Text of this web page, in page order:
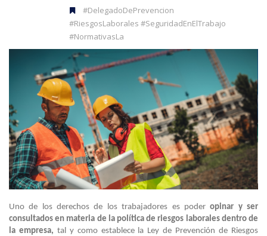
#DelegadoDePrevencion
#RiesgosLaborales #SeguridadEnElTrabajo
#NormativasLa
Uno de los derechos de los trabajadores es poderopinar y ser
consultados en materia de la política de riesgos laborales dentro de
la empresa, tal y como establece la Ley de Prevención de Riesgos